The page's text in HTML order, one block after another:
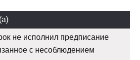
не исполнил предписание
с несоблюдением